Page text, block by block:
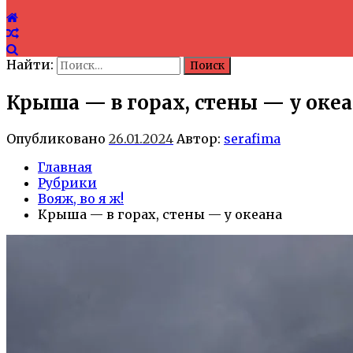
Найти:
Крыша — в горах, стены — у
Опубликовано 26.01.2024 Автор: serafima
Главная
Рубрики
Вояж, во я ж!
Крыша — в горах, стены — у океана